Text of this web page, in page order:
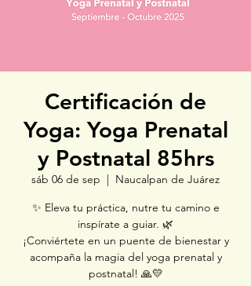
Certificación de
Yoga: Yoga Prenatal
y Postnatal 85hrs
sáb 06 de sep
  |
Naucalpan de Juárez
✨ Eleva tu práctica, nutre tu camino e
inspírate a guiar. 🌿
¡Conviértete en un puente de bienestar y
acompaña la magia del yoga prenatal y
postnatal! 🙏💛